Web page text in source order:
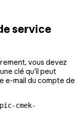
service
vous devez
clé qu'il peut
e-mail du compte de
cmek-